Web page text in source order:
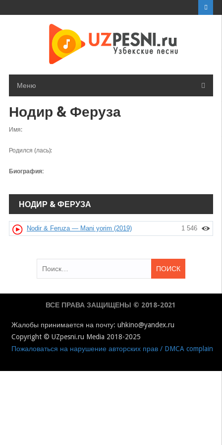
Меню
Нодир & Феруза
Имя:
Родился (лась):
Биография:
НОДИР & ФЕРУЗА
1 546
Nodir & Feruza — Mani yorim (2019)
ВСЕ ПРАВА ЗАЩИЩЕНЫ © 2018-2021
Жалобы принимается на почту: uhkino@yandex.ru
Copyright © UZpesni.ru Media 2018-2025
Пожаловаться на нарушение авторских прав / DMCA complain